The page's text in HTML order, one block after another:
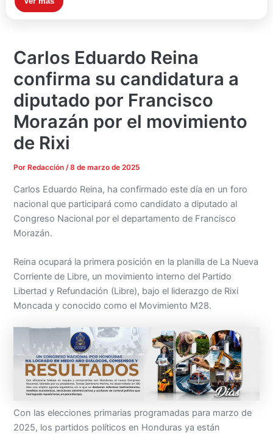
Carlos Eduardo Reina
confirma su candidatura a
diputado por Francisco
Morazán por el movimiento
de Rixi
Por Redacción/8 de marzo de 2025
Carlos Eduardo Reina, ha confirmado este día en un foro
nacional que participará como candidato a diputado al
Congreso Nacional por el departamento de Francisco
Morazán.
Reina ocupará la primera posición en la planilla de La Nueva
Corriente de Libre, un movimiento interno del Partido
Libertad y Refundación (Libre), bajo el liderazgo de Rixi
Moncada y conocido como el Movimiento M28.
Con las elecciones primarias programadas para marzo de
2025, los partidos políticos en Honduras ya están